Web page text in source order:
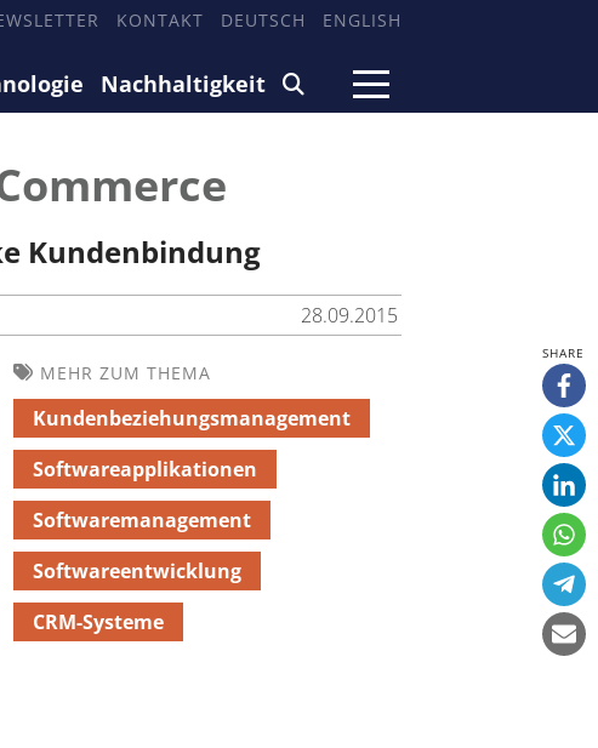
KONTAKT DEUTSCH ENGLISH
Nachhaltigkeit
Kundenbindung
28.09.2015
MEHR ZUM THEMA
Kundenbeziehungsmanagement
Softwareapplikationen
Softwaremanagement
Softwareentwicklung
CRM-Systeme